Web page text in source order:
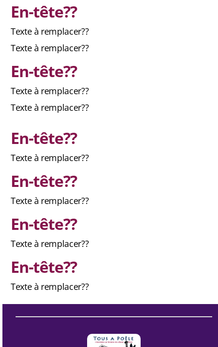
En-tête??
Texte à remplacer??
Texte à remplacer??
En-tête??
Texte à remplacer??
Texte à remplacer??
En-tête??
Texte à remplacer??
En-tête??
Texte à remplacer??
En-tête??
Texte à remplacer??
En-tête??
Texte à remplacer??